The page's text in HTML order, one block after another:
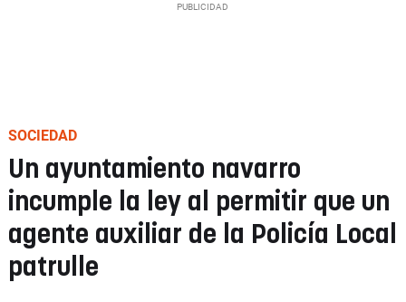
SOCIEDAD
Un ayuntamiento navarro
incumple la ley al permitir que un
agente auxiliar de la Policía Local
patrulle